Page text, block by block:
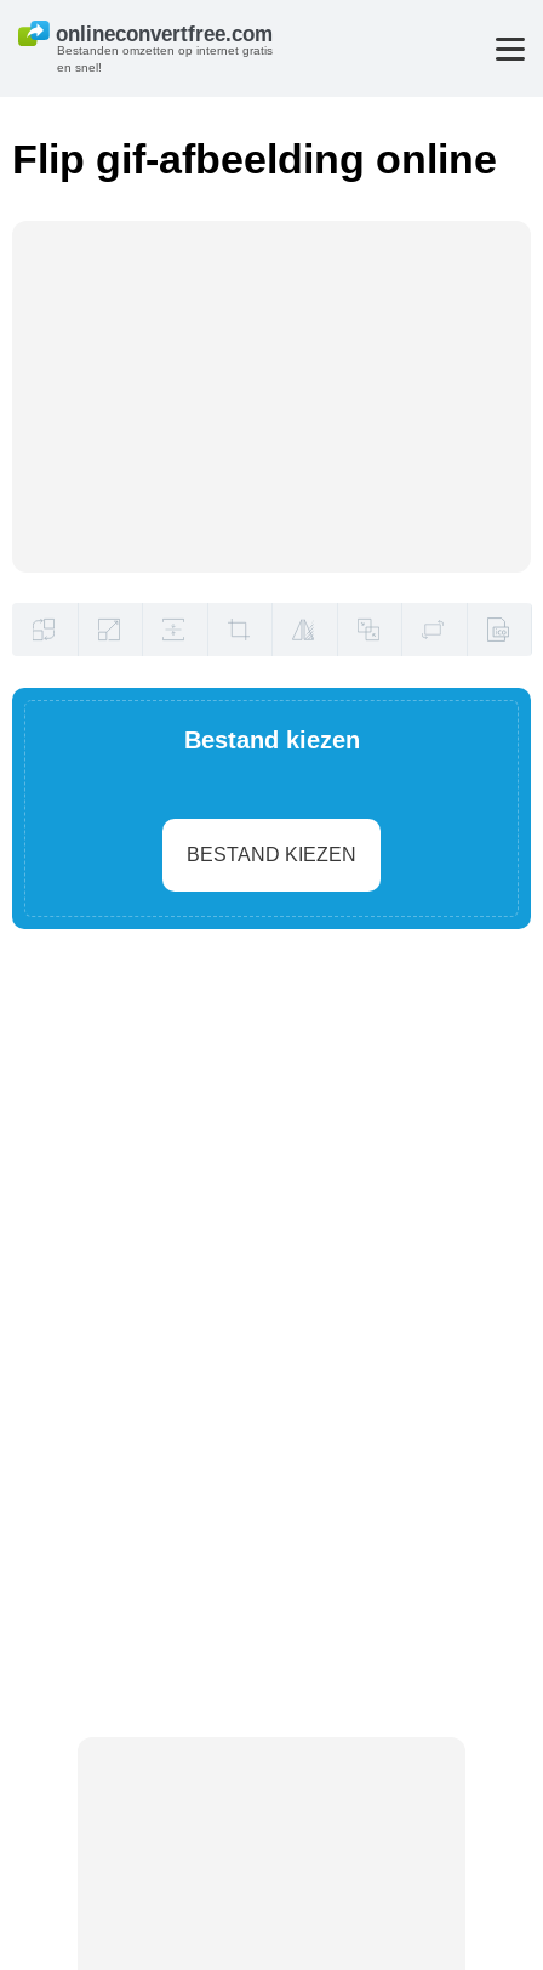
Bestanden omzetten op internet gratis
en snel!
Flip gif-afbeelding online
Bestand kiezen
BESTAND KIEZEN